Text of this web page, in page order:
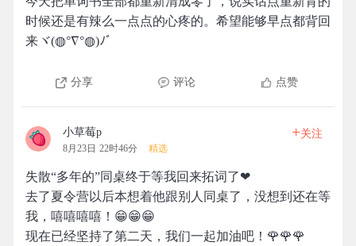
时候还是有辣么一点点的心疼的。希望能够早点都背回
来ヾ(◍°∇°◍)ﾉﾞ
分享 评论 点赞
小草莓p
8月23日 22时46分 精选
+关注
失散“多年的”同桌终于等我回来拓词了❤
去了夏令营以后本想着他跟别人同桌了，没想到还在等
我，嘻嘻嘻嘻！😁😁😁
现在已经坚持了第二天，我们一起加油吧！🌹🌹🌹